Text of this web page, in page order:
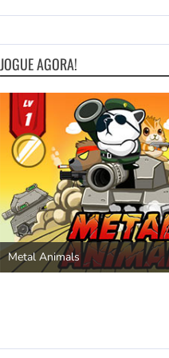
JOGUE AGORA!
Metal Animals